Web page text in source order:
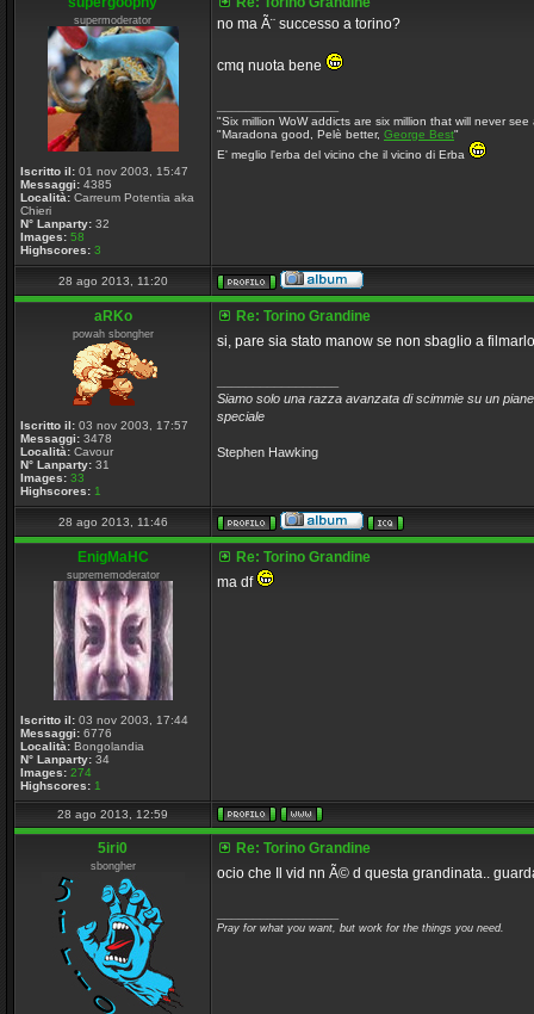
supermoderator
Iscritto il: 01 nov 2003, 15:47
Messaggi: 4385
Località: Carreum Potentia aka
Chieri
N° Lanparty: 32
Images: 58
Highscores: 3
no ma Ã¨ successo a torino?
cmq nuota bene
"Six million WoW addicts are six million that will never see
"Maradona good, Pelè better, George Best"
E' meglio l'erba del vicino che il vicino di Erba
28 ago 2013, 11:20
aRKo
powah sbongher
Iscritto il: 03 nov 2003, 17:57
Messaggi: 3478
Località: Cavour
N° Lanparty: 31
Images: 33
Highscores: 1
Re: Torino Grandine
si, pare sia stato manow se non sbaglio a
Siamo solo una razza avanzata di scimmie su un
speciale
Stephen Hawking
28 ago 2013, 11:46
EnigMaHC
suprememoderator
Iscritto il: 03 nov 2003, 17:44
Messaggi: 6776
Località: Bongolandia
N° Lanparty: 34
Images: 274
Highscores: 1
Re: Torino Grandine
ma df
28 ago 2013, 12:59
5iri0
sbongher
Re: Torino Grandine
ocio che Il vid nn Ã© d questa grandinata..
Pray for what you want, but work for the things you need.